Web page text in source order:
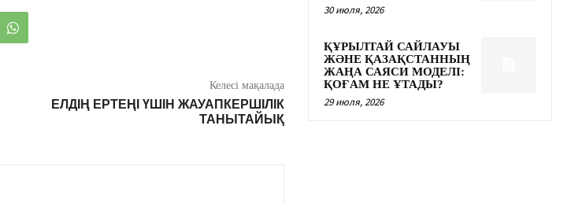
Келесі мақалада
ЕЛДІҢ ЕРТЕҢІ ҮШІН ЖАУАПКЕРШІЛІК
ТАНЫТАЙЫҚ
30 июля, 2026
ҚҰРЫЛТАЙ САЙЛАУЫ
ЖӘНЕ ҚАЗАҚСТАННЫҢ
ЖАҢА САЯСИ МОДЕЛІ:
ҚОҒАМ НЕ ҰТАДЫ?
29 июля, 2026